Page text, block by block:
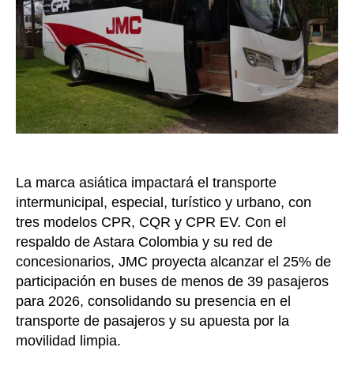
al
de
en
La marca asiática impactará el transporte
intermunicipal, especial, turístico y urbano, con
tres modelos CPR, CQR y CPR EV. Con el
respaldo de Astara Colombia y su red de
concesionarios, JMC proyecta alcanzar el 25% de
participación en buses de menos de 39 pasajeros
para 2026, consolidando su presencia en el
transporte de pasajeros y su apuesta por la
movilidad limpia.